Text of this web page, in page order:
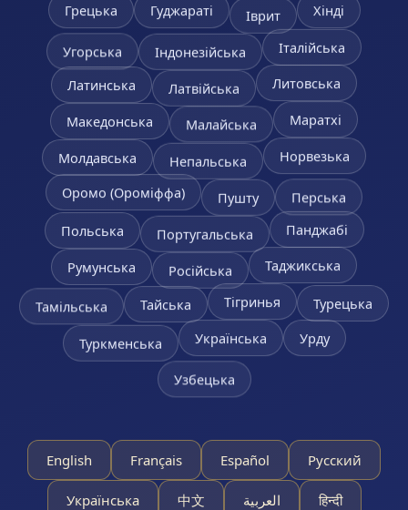
Грецька
Гуджараті Іврит Хінді
Угорська Індонезійська
Італійська
Латинська
Латвійська Литовська
Македонська Малайська Маратхі
Молдавська Непальська
Норвезька
Оромо (Ороміффа)
Пушту
Перська
Польська
Португальська
Панджабі
Румунська
Російська Таджикська
Тамільська Тайська Тігринья Турецька
Туркменська Українська Урду
Узбецька
English Français Español Русский
Українська 中文 العربية हिन्दी